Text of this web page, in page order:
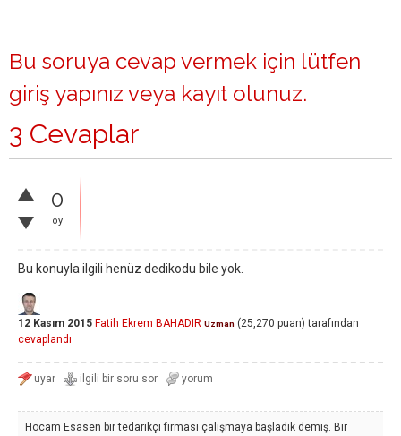
Bu soruya cevap vermek için lütfen
giriş yapınız veya kayıt olunuz.
3 Cevaplar
0
oy
Bu konuyla ilgili henüz dedikodu bile yok.
12 Kasım 2015 Fatih Ekrem BAHADIR Uzman (25,270 puan) tarafından
cevaplandı
Hocam Esasen bir tedarikçi firması çalışmaya başladık demiş. Bir